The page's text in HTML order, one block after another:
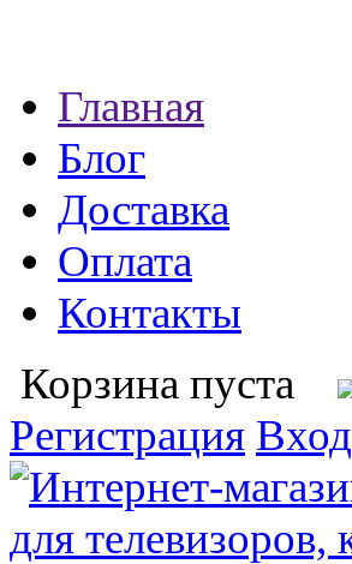
Главная
Блог
Доставка
Оплата
Контакты
Корзина пуста
Регистрация Вход